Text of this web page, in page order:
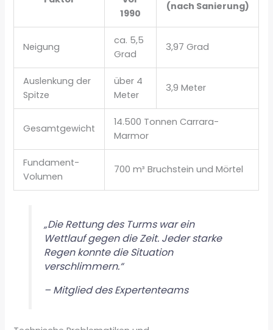
1990
(nach Sanierung)
Neigung
ca. 5,5
Grad
3,97 Grad
Auslenkung der
Spitze
über 4
Meter
3,9 Meter
Gesamtgewicht
14.500 Tonnen Carrara-
Marmor
Fundament-
Volumen
700 m³ Bruchstein und Mörtel
„Die Rettung des Turms war ein
Wettlauf gegen die Zeit. Jeder starke
Regen konnte die Situation
verschlimmern.“
– Mitglied des Expertenteams